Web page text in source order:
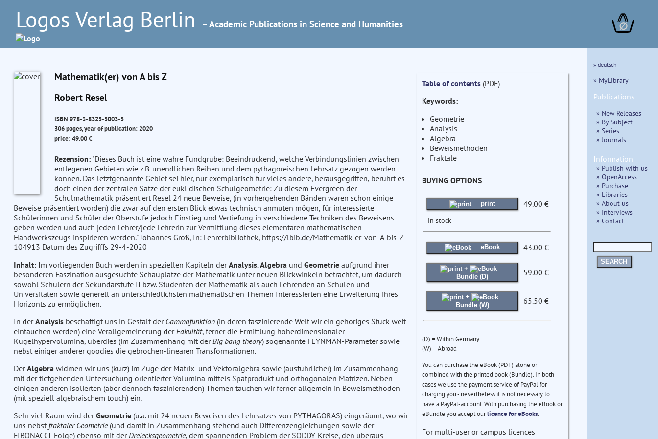
Logos Verlag Berlin – Academic Publications in Science and Humanities ∅
Mathematik(er) von A bis Z
Robert Resel
ISBN 978-3-8325-5003-5
306 pages, year of publication: 2020
price: 49.00 €
Rezension:"Dieses Buch ist eine wahre Fundgrube: Beeindruckend, welche Verbindungslinien zwischen
entlegenen Gebieten wie z.B. unendlichen Reihen und dem pythagoreischen Lehrsatz gezogen werden
können. Das letztgenannte Gebiet sei hier, nur exemplarisch für vieles andere, herausgegriffen, berührt es
doch einen der zentralen Sätze der euklidischen Schulgeometrie: Zu diesem Evergreen der
Schulmathematik präsentiert Resel 24 neue Beweise, (in vorhergehenden Bänden waren schon einige
Beweise präsentiert worden) die zwar auf den ersten Blick etwas technisch anmuten mögen, für interessierte
Schülerinnen und Schüler der Oberstufe jedoch Einstieg und Vertiefung in verschiedene Techniken des Beweisens
geben werden und auch jeden Lehrer/jede Lehrerin zur Vermittlung dieses elementaren mathematischen
Handwerkszeugs inspirieren werden." Johannes Groß, In: Lehrerbibliothek, https://lbib.de/Mathematik-er-von-A-bis-Z-
104913 Datum des Zugrifffs 29-4-2020
Inhalt:Im vorliegenden Buch werden in speziellen Kapiteln derAnalysis, Algebraund Geometrieaufgrund ihrer
besonderen Faszination ausgesuchte Schauplätze der Mathematik unter neuen Blickwinkeln betrachtet, um dadurch
sowohl Schülern der Sekundarstufe II bzw. Studenten der Mathematik als auch Lehrenden an Schulen und
Universitäten sowie generell an unterschiedlichsten mathematischen Themen Interessierten eine Erweiterung ihres
Horizonts zu ermöglichen.
In derAnalysisbeschäftigt uns in Gestalt der Gammafunktion(in deren faszinierende Welt wir ein gehöriges Stück weit
eintauchen werden) eine Verallgemeinerung derFakultät, ferner die Ermittlung höherdimensionaler
Kugelhypervolumina, überdies (im Zusammenhang mit derBig bang theory) sogenannte FEYNMAN-Parameter sowie
nebst einiger anderer goodies die gebrochen-linearen Transformationen.
DerAlgebrawidmen wir uns (kurz) im Zuge der Matrix- und Vektoralgebra sowie (ausführlicher) im Zusammenhang
mit der tiefgehenden Untersuchung orientierter Volumina mittels Spatprodukt und orthogonalen Matrizen. Neben
einigen anderen isolierten (aber dennoch faszinierenden) Themen tauchen wir ferner allgemein in Beweismethoden
(mit speziell algebraischem touch) ein.
Sehr viel Raum wird derGeometrie(u.a. mit 24 neuen Beweisen des Lehrsatzes von PYTHAGORAS) eingeräumt, wo wir
uns nebst fraktaler Geometrie(und damit in Zusammenhang stehend auch Differenzengleichungen sowie der
FIBONACCI-Folge) ebenso mit derDreiecksgeometrie, dem spannenden Problem der SODDY-Kreise, den überaus
Table of contents(PDF)
Keywords:
Geometrie
Analysis
Algebra
Beweismethoden
Fraktale
BUYING OPTIONS
print 49.00 €
in stock
eBook 43.00 €
+
Bundle (D)
59.00 €
+
Bundle (W)
65.50 €
(D) = Within Germany
(W) = Abroad
You can purchase the eBook (PDF) alone or
combined with the printed book (Bundle). In both
cases we use the payment service of PayPal for
charging you - nevertheless it is not necessary to
have a PayPal-account. With purchasing the eBook or
eBundle you accept ourlicence for eBooks.
For multi-user or campus licences
» deutsch
» MyLibrary
Publications
» New Releases
» By Subject
» Series
» Journals
Information
» Publish with us
» OpenAccess
» Purchase
» Libraries
» About us
» Interviews
» Contact
SEARCH